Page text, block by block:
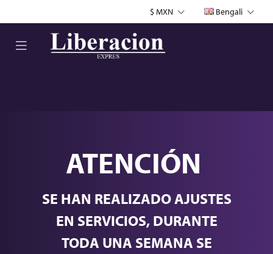
$ MXN Bengali
ATENCIÓN
SE HAN REALIZADO AJUSTES
EN SERVICIOS, DURANTE
TODA UNA SEMANA SE